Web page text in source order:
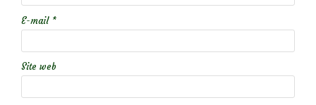
E-mail *
Site web